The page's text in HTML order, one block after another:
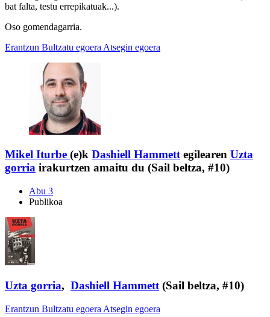
bat falta, testu errepikatuak...).
Oso gomendagarria.
Erantzun Bultzatu egoera Atsegin egoera
Mikel Iturbe (e)k Dashiell Hammettegilearen Uzta
gorria irakurtzen amaitu du (Sail beltza, #10)
Abu 3
Publikoa
Uzta gorria, Dashiell Hammett (Sail beltza, #10)
Erantzun Bultzatu egoera Atsegin egoera